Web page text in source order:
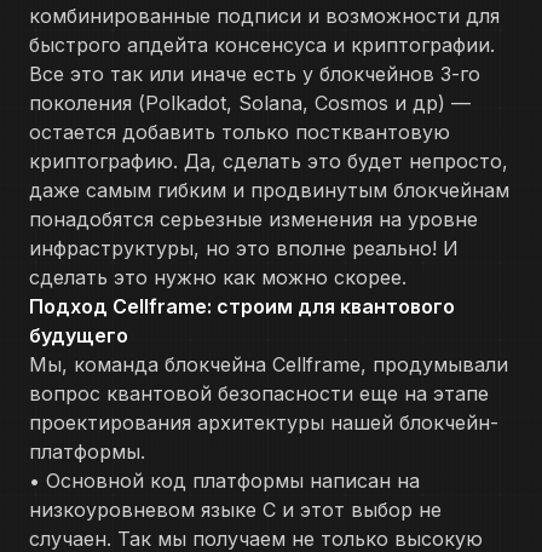
комбинированные подписи и возможности для
быстрого апдейта консенсуса и криптографии.
Все это так или иначе есть у блокчейнов 3-го
поколения (Polkadot, Solana, Cosmos и др) —
остается добавить только постквантовую
криптографию. Да, сделать это будет непросто,
даже самым гибким и продвинутым блокчейнам
понадобятся серьезные изменения на уровне
инфраструктуры, но это вполне реально! И
сделать это нужно как можно скорее.
Подход Cellframe: строим для квантового
будущего
Мы, команда блокчейна Cellframe, продумывали
вопрос квантовой безопасности еще на этапе
проектирования архитектуры нашей блокчейн-
платформы.
• Основной код платформы написан на
низкоуровневом языке C и этот выбор не
случаен. Так мы получаем не только высокую